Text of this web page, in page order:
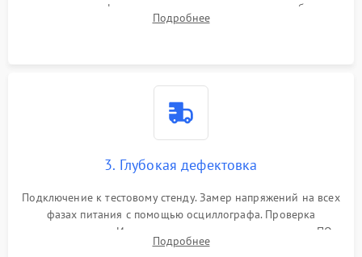
кристалла графического чипа и термопрокладок с банок
памяти и зоны VRM. Очистка платы от пыли и окислов.
Подробнее
3. Глубокая дефектовка
Подключение к тестовому стенду. Замер напряжений на всех
фазах питания с помощью осциллографа. Проверка
инициализации. Использование специализированного ПО
MATS
Подробнее